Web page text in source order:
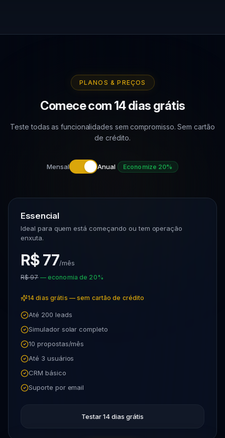
PLANOS & PREÇOS
Comece com 14 dias grátis
Teste todas as funcionalidades sem compromisso. Sem cartão
de crédito.
Mensal Anual Economize 20%
Essencial
Ideal para quem está começando ou tem operação
enxuta.
R$ 77/mês
R$ 97 — economia de 20%
14 dias grátis — sem cartão de crédito
Até 200 leads
Simulador solar completo
10 propostas/mês
Até 3 usuários
CRM básico
Suporte por email
Testar 14 dias grátis